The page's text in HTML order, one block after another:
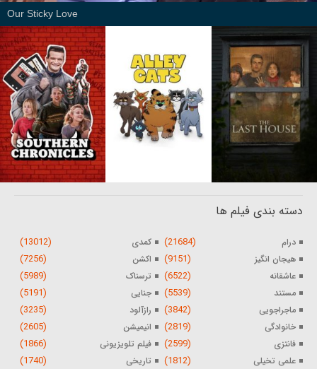
Our Sticky Love
دسته بندی فیلم ها
درام (21684) کمدی (13012)
هیجان انگیز (9151) اکشن (7256)
عاشقانه (6522) ترسناک (5989)
مستند (5539) جنایی (5191)
ماجراجویی (3842) رازآلود (3235)
خانوادگی (2819) انیمیشن (2605)
فانتزی (2599) فیلم تلویزیونی (1866)
علمی تخیلی (1812) تاریخی (1740)